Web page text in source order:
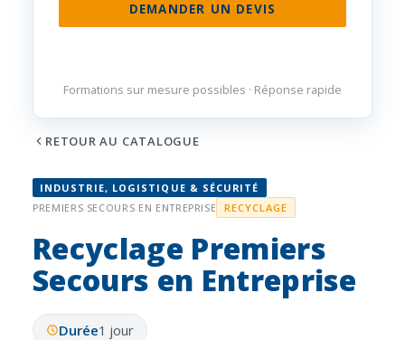
INDUSTRIE, LOGISTIQUE & SÉCURITÉ
PREMIERS SECOURS EN ENTREPRISE
RECYCLAGE
Recyclage Premiers
Secours en Entreprise
Durée1 jour
DEMANDER UN DEVIS
Formations sur mesure possibles · Réponse rapide
RETOUR AU CATALOGUE